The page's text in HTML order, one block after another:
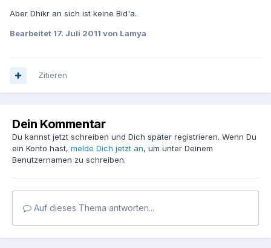
Aber Dhikr an sich ist keine Bid'a.
Bearbeitet 17. Juli 2011 von Lamya
Zitieren
Dein Kommentar
Du kannst jetzt schreiben und Dich später registrieren. Wenn Du
ein Konto hast, melde Dich jetzt an, um unter Deinem
Benutzernamen zu schreiben.
Auf dieses Thema antworten...